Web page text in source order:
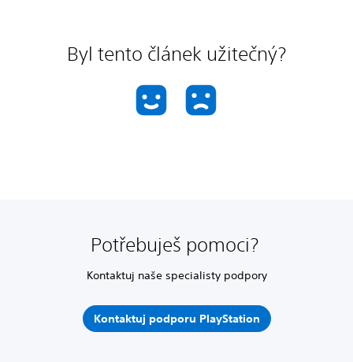
Byl tento článek užitečný?
Potřebuješ pomoci?
Kontaktuj naše specialisty podpory
Kontaktuj podporu PlayStation